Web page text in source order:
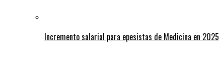
Incremento salarial para epesistas de Medicina en 2025